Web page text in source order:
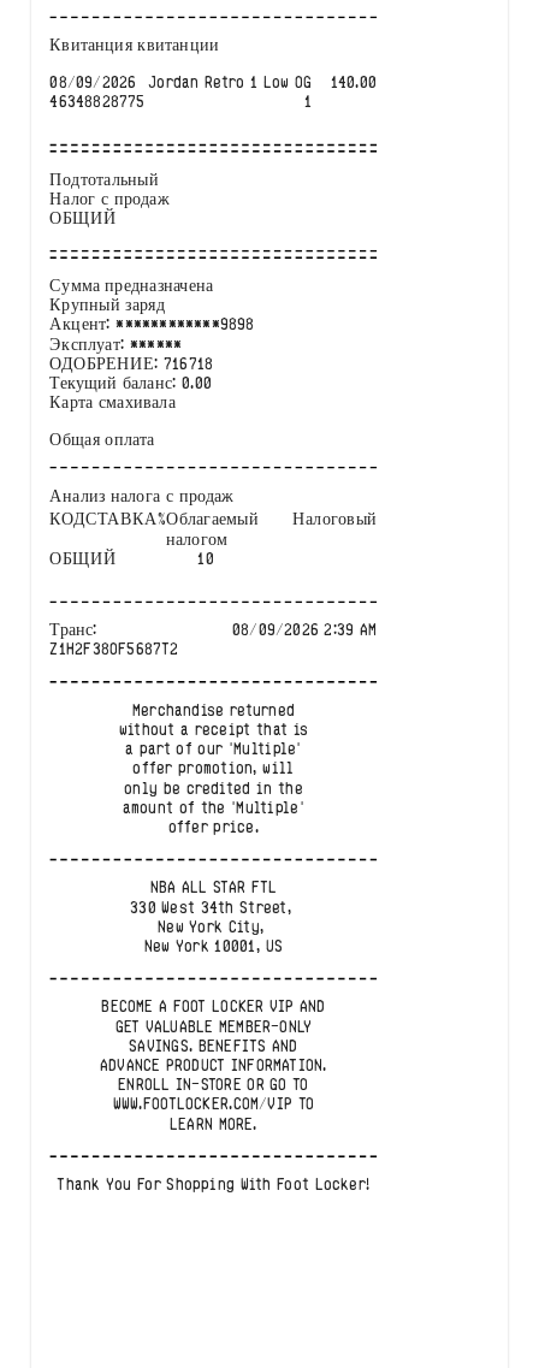
Квитанция квитанции
08/09/2026 Jordan Retro 1 Low OG
140.00
46348828775
1
Подтотальный
Налог с продаж
ОБЩИЙ
Сумма предназначена
Крупный заряд
Акцент: ************9898
Эксплуат: ******
ОДОБРЕНИЕ: 716718
Текущий баланс: 0.00
Карта смахивала
Общая оплата
Анализ налога с продаж
КОДСТАВКА%Облагаемый
налогом
Налоговый
ОБЩИЙ 10
Транс:
Z1H2F38OF5687T2
08/09/2026 2:39 AM
Merchandise returned
without a receipt that is
a part of our 'Multiple'
offer promotion, will
only be credited in the
amount of the 'Multiple'
offer price.
NBA ALL STAR FTL
330 West 34th Street,
New York City,
New York 10001, US
BECOME A FOOT LOCKER VIP AND
GET VALUABLE MEMBER-ONLY
SAVINGS. BENEFITS AND
ADVANCE PRODUCT INFORMATION.
ENROLL IN-STORE OR GO TO
WWW.FOOTLOCKER.COM/VIP TO
LEARN MORE.
Thank You For Shopping With Foot Locker!